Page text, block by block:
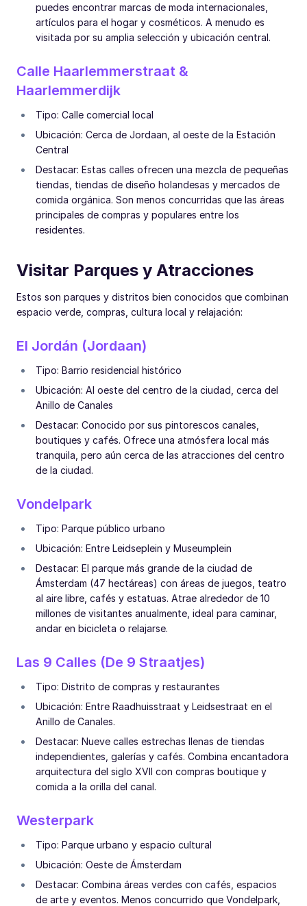
puedes encontrar marcas de moda internacionales,
artículos para el hogar y cosméticos. A menudo es
visitada por su amplia selección y ubicación central.
Calle Haarlemmerstraat &
Haarlemmerdijk
Tipo: Calle comercial local
Ubicación: Cerca de Jordaan, al oeste de la Estación
Central
Destacar: Estas calles ofrecen una mezcla de pequeñas
tiendas, tiendas de diseño holandesas y mercados de
comida orgánica. Son menos concurridas que las áreas
principales de compras y populares entre los
residentes.
Visitar Parques y Atracciones
Estos son parques y distritos bien conocidos que combinan
espacio verde, compras, cultura local y relajación:
El Jordán (Jordaan)
Tipo: Barrio residencial histórico
Ubicación: Al oeste del centro de la ciudad, cerca del
Anillo de Canales
Destacar: Conocido por sus pintorescos canales,
boutiques y cafés. Ofrece una atmósfera local más
tranquila, pero aún cerca de las atracciones del centro
de la ciudad.
Vondelpark
Tipo: Parque público urbano
Ubicación: Entre Leidseplein y Museumplein
Destacar: El parque más grande de la ciudad de
Ámsterdam (47 hectáreas) con áreas de juegos, teatro
al aire libre, cafés y estatuas. Atrae alrededor de 10
millones de visitantes anualmente, ideal para caminar,
andar en bicicleta o relajarse.
Las 9 Calles (De 9 Straatjes)
Tipo: Distrito de compras y restaurantes
Ubicación: Entre Raadhuisstraat y Leidsestraat en el
Anillo de Canales.
Destacar: Nueve calles estrechas llenas de tiendas
independientes, galerías y cafés. Combina encantadora
arquitectura del siglo XVII con compras boutique y
comida a la orilla del canal.
Westerpark
Tipo: Parque urbano y espacio cultural
Ubicación: Oeste de Ámsterdam
Destacar: Combina áreas verdes con cafés, espacios
de arte y eventos. Menos concurrido que Vondelpark,